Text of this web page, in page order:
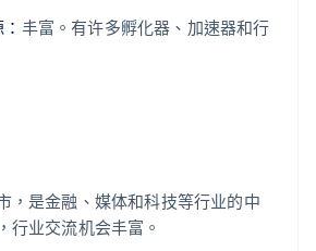
丰富。有许多孵化器、加速器和行
，是金融、媒体和科技等行业的中
行业交流机会丰富。